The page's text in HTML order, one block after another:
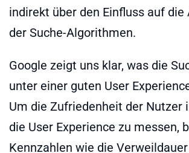
indirekt über den Einfluss auf die
der Suche-Algorithmen.
Google zeigt uns klar, was die
unter einer guten User
Um die Zufriedenheit der Nutzer
die User Experience zu messen,
Kennzahlen wie die